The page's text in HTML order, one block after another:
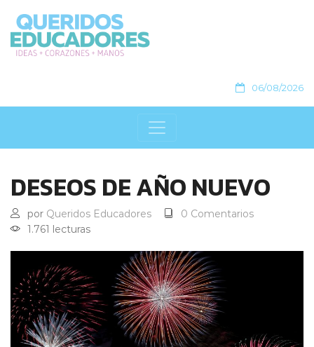
06/08/2026
DESEOS DE AÑO NUEVO
por Queridos Educadores
0 Comentarios
1.761 lecturas